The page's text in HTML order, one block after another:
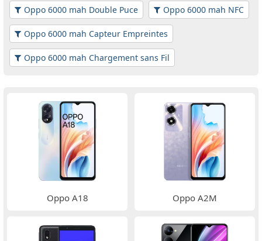
Oppo 6000 mah Double Puce Oppo 6000 mah NFC
Oppo 6000 mah Capteur Empreintes
Oppo 6000 mah Chargement sans Fil
Oppo A18 Oppo A2M